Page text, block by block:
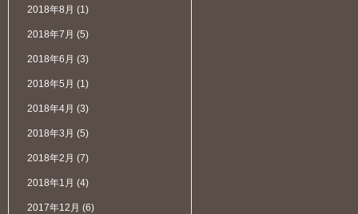
2018年8月 (1)
2018年7月 (5)
2018年6月 (3)
2018年5月 (1)
2018年4月 (3)
2018年3月 (5)
2018年2月 (7)
2018年1月 (4)
2017年12月 (6)